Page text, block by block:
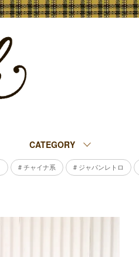
CATEGORY
# チャイナ系 # ジャパンレトロ